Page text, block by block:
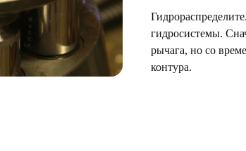
гидросистемы.
рычага, но со
контура.